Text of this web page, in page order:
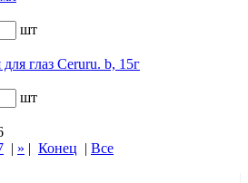
шт
глаз Ceruru. b, 15г
шт
| » | Конец | Все